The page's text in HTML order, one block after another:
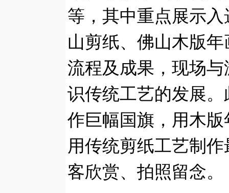
等，其中重点展示
山剪纸、佛山木版
流程及成果，现场
识传统工艺的发展
作巨幅国旗，用木
用传统剪纸工艺制
客欣赏、拍照留念。